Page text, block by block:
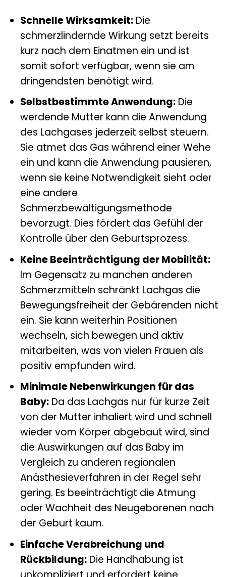
Schnelle Wirksamkeit:Die
schmerzlindernde Wirkung setzt bereits
kurz nach dem Einatmen ein und ist
somit sofort verfügbar, wenn sie am
dringendsten benötigt wird.
Selbstbestimmte Anwendung:Die
werdende Mutter kann die Anwendung
des Lachgases jederzeit selbst steuern.
Sie atmet das Gas während einer Wehe
ein und kann die Anwendung pausieren,
wenn sie keine Notwendigkeit sieht oder
eine andere
Schmerzbewältigungsmethode
bevorzugt. Dies fördert das Gefühl der
Kontrolle über den Geburtsprozess.
Keine Beeinträchtigung der Mobilität:
Im Gegensatz zu manchen anderen
Schmerzmitteln schränkt Lachgas die
Bewegungsfreiheit der Gebärenden nicht
ein. Sie kann weiterhin Positionen
wechseln, sich bewegen und aktiv
mitarbeiten, was von vielen Frauen als
positiv empfunden wird.
Minimale Nebenwirkungen für das
Baby:Da das Lachgas nur für kurze Zeit
von der Mutter inhaliert wird und schnell
wieder vom Körper abgebaut wird, sind
die Auswirkungen auf das Baby im
Vergleich zu anderen regionalen
Anästhesieverfahren in der Regel sehr
gering. Es beeinträchtigt die Atmung
oder Wachheit des Neugeborenen nach
der Geburt kaum.
Einfache Verabreichung und
Rückbildung:Die Handhabung ist